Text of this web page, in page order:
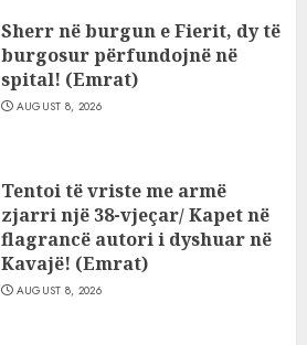
Sherr në burgun e Fierit, dy të
burgosur përfundojnë në
spital! (Emrat)
AUGUST 8, 2026
Tentoi të vriste me armë
zjarri një 38-vjeçar/ Kapet në
flagrancë autori i dyshuar në
Kavajë! (Emrat)
AUGUST 8, 2026